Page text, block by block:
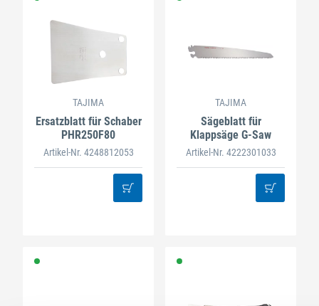
TAJIMA
Ersatzblatt für Schaber
PHR250F80
Artikel-Nr. 4248812053
TAJIMA
Sägeblatt für
Klappsäge G-Saw
Artikel-Nr. 4222301033